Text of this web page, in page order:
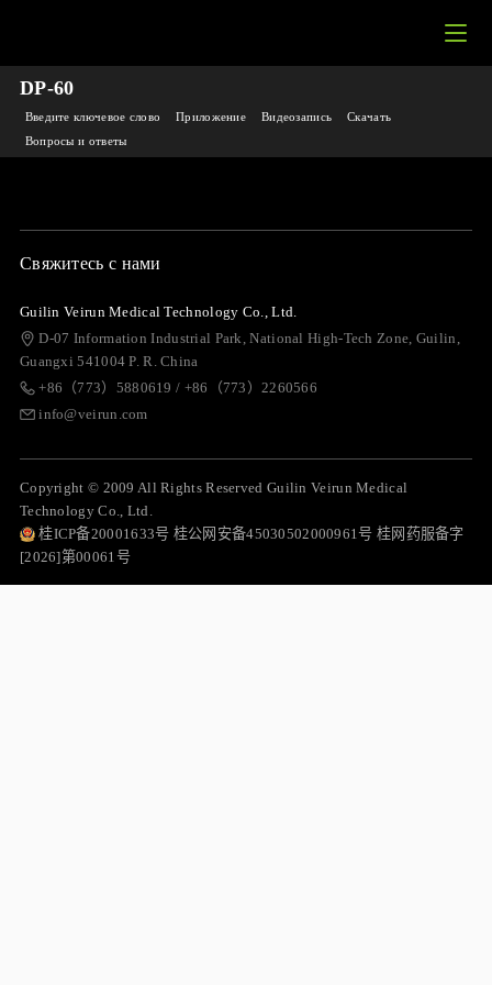
DP-60
Введите ключевое слово Приложение Видеозапись
Скачать
Вопросы и ответы
Свяжитесь с нами
Guilin Veirun Medical Technology Co., Ltd.
D-07 Information Industrial Park, National High-Tech Zone, Guilin,
Guangxi 541004 P. R. China
+86（773）5880619 / +86（773）2260566
info@veirun.com
Copyright © 2009 All Rights Reserved Guilin Veirun Medical
Technology Co., Ltd.
桂ICP备20001633号 桂公网安备45030502000961号 桂网药服备字
[2026]第00061号